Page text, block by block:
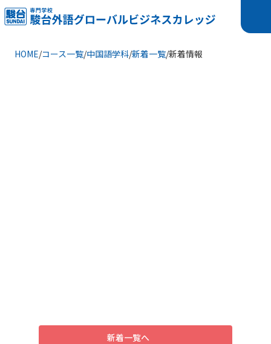
HOME/コース一覧/中国語学科/新着一覧/新着情報
新着一覧へ